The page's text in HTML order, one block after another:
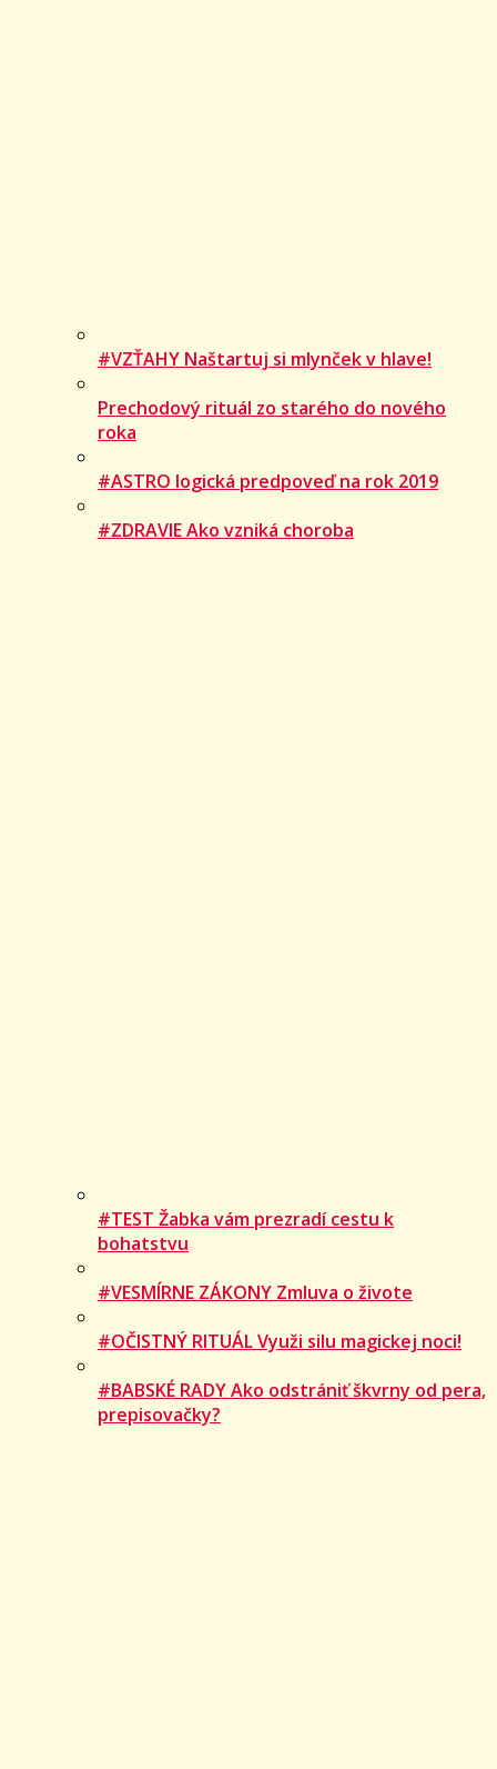
#VZŤAHY Naštartuj si mlynček v hlave!
Prechodový rituál zo starého do nového
roka
#ASTRO logická predpoveď na rok 2019
#ZDRAVIE Ako vzniká choroba
#TEST Žabka vám prezradí cestu k
bohatstvu
#VESMÍRNE ZÁKONY Zmluva o živote
#OČISTNÝ RITUÁL Využi silu magickej noci!
#BABSKÉ RADY Ako odstrániť škvrny od pera,
prepisovačky?